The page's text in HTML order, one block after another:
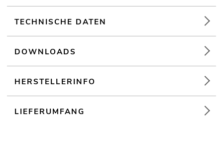
TECHNISCHE DATEN
DOWNLOADS
HERSTELLERINFO
LIEFERUMFANG